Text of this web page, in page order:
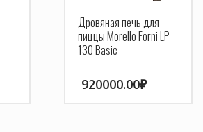
Дровяная печь для
пиццы Morello Forni LP
130 Basic
920000.00₽